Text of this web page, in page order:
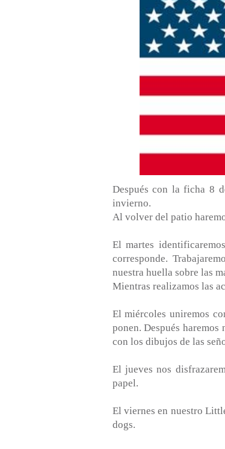
Después con la ficha 8
invierno.
Al volver del patio
El martes
corresponde.
nuestra huella sobre las
Mientras realizamos las
El miércoles uniremos
ponen. Después
con los dibujos de las
El jueves nos
papel.
El viernes en nuestro
dogs.